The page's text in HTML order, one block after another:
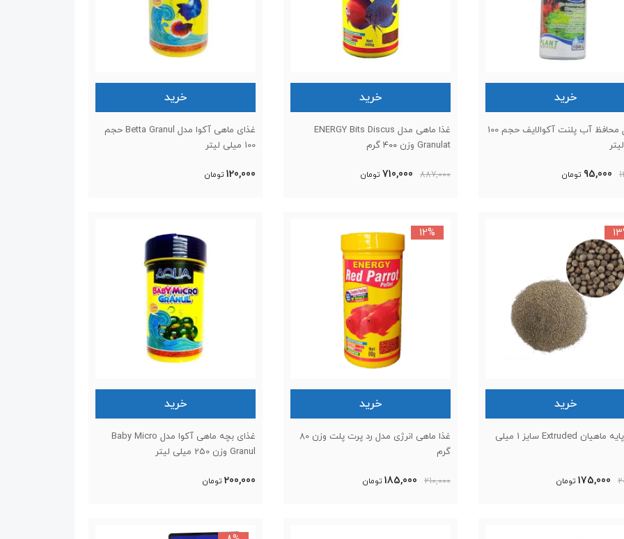
خرید
محلول محافظ آب پلنت آکوالایف حجم 100
95,000 تومان
خرید
غذا ماهی مدل ENERGY Bits Discus
Granulat وزن ۴۰۰ گرم
887,000
710,000 تومان
خرید
غذای ماهی آکوا مدل Betta Granul حجم
100 میلی لیتر
120,000 تومان
خرید
غذای پایه ماهیان Extruded سایز 1 میلی
175,000 تومان
خرید
غذا ماهی انرژی مدل رد پرت پلت وزن 80
گرم
210,000
185,000 تومان
12%
خرید
غذای بچه ماهی آکوا مدل Baby Micro
Granul وزن 250 میلی لیتر
200,000 تومان